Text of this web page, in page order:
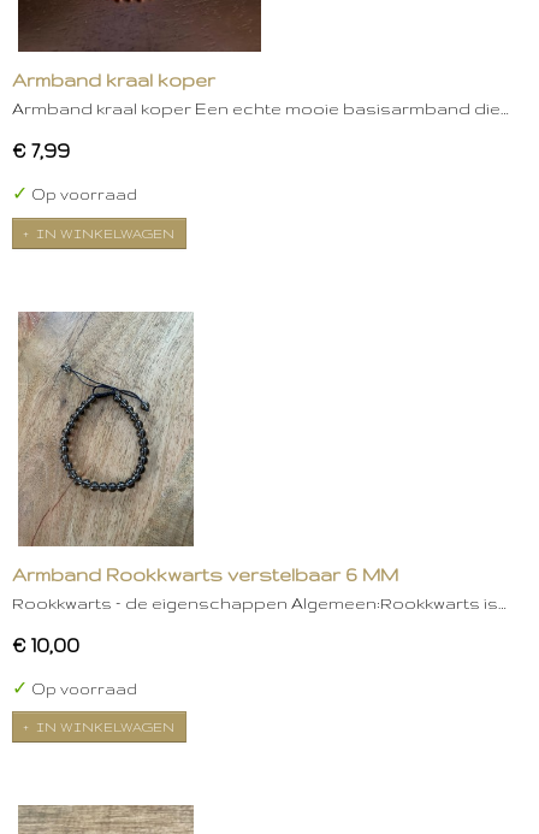
Armband kraal koper
Armband kraal koper Een echte mooie basisarmband die…
€ 7,99
✓ Op voorraad
IN WINKELWAGEN
Armband Rookkwarts verstelbaar 6 MM
Rookkwarts – de eigenschappen Algemeen:Rookkwarts is…
€ 10,00
✓ Op voorraad
IN WINKELWAGEN